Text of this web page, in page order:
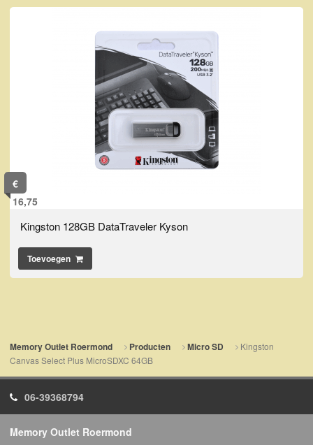
€
16,75
Kingston 128GB DataTraveler Kyson
Toevoegen
Memory Outlet Roermond Producten Micro SD
Kingston
Canvas Select Plus MicroSDXC 64GB
06-39368794
Memory Outlet Roermond